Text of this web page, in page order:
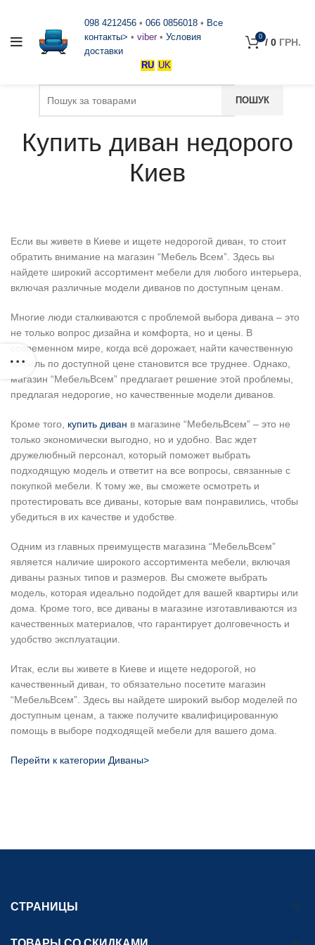
098 4212456 • 066 0856018 • Все
контакты> • viber • Условия
доставки
RU UK
0 / 0 ГРН.
Купить диван недорого
Киев
Если вы живете в Киеве и ищете недорогой диван, то стоит
обратить внимание на магазин “Мебель Всем”. Здесь вы
найдете широкий ассортимент мебели для любого интерьера,
включая различные модели диванов по доступным ценам.
Многие люди сталкиваются с проблемой выбора дивана – это
не только вопрос дизайна и комфорта, но и цены. В
современном мире, когда всё дорожает, найти качественную
мебель по доступной цене становится все труднее. Однако,
магазин “МебельВсем” предлагает решение этой проблемы,
предлагая недорогие, но качественные модели диванов.
Кроме того, купить диван в магазине “МебельВсем” – это не
только экономически выгодно, но и удобно. Вас ждет
дружелюбный персонал, который поможет выбрать
подходящую модель и ответит на все вопросы, связанные с
покупкой мебели. К тому же, вы сможете осмотреть и
протестировать все диваны, которые вам понравились, чтобы
убедиться в их качестве и удобстве.
Одним из главных преимуществ магазина “МебельВсем”
является наличие широкого ассортимента мебели, включая
диваны разных типов и размеров. Вы сможете выбрать
модель, которая идеально подойдет для вашей квартиры или
дома. Кроме того, все диваны в магазине изготавливаются из
качественных материалов, что гарантирует долговечность и
удобство эксплуатации.
Итак, если вы живете в Киеве и ищете недорогой, но
качественный диван, то обязательно посетите магазин
“МебельВсем”. Здесь вы найдете широкий выбор моделей по
доступным ценам, а также получите квалифицированную
помощь в выборе подходящей мебели для вашего дома.
Перейти к категории Диваны>
СТРАНИЦЫ